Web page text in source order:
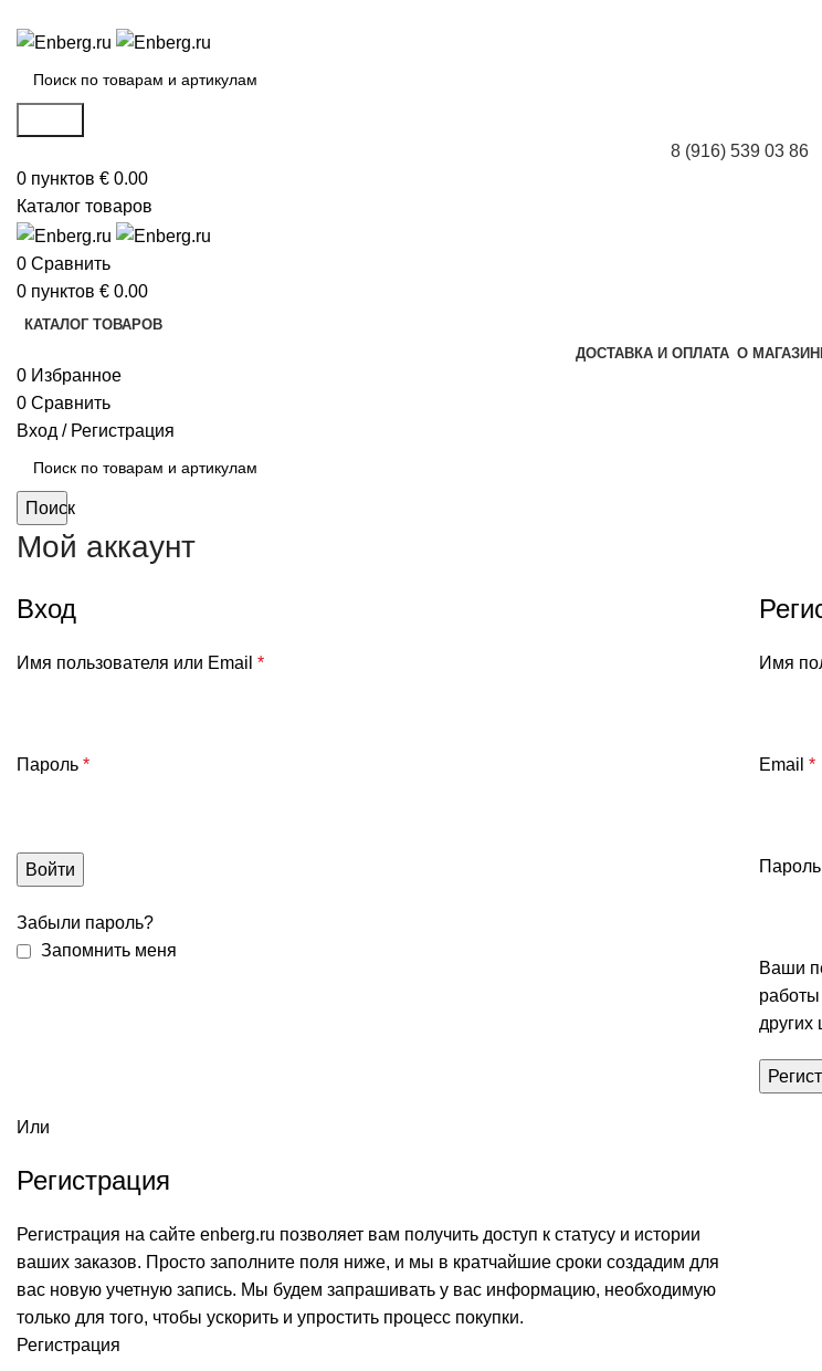
8 (916) 539 03 86
0 пунктов € 0.00
Каталог товаров
0 Сравнить
0 пунктов € 0.00
КАТАЛОГ ТОВАРОВ
ДОСТАВКА И ОПЛАТА О
0 Избранное
0 Сравнить
Вход / Регистрация
Поиск
Мой аккаунт
Вход
Имя пользователя или Email *
Пароль *
Войти
Забыли пароль?
Запомнить меня
Имя
Email *
Пароль
Ваши
работы
Или
Регистрация
Регистрация на сайте enberg.ru позволяет вам получить доступ к статусу и истории
ваших заказов. Просто заполните поля ниже, и мы в кратчайшие сроки создадим для
вас новую учетную запись. Мы будем запрашивать у вас информацию, необходимую
только для того, чтобы ускорить и упростить процесс покупки.
Регистрация